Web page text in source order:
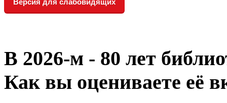
Версия для слабовидящих
В 2026‑м - 80 лет
Как вы оцениваете её